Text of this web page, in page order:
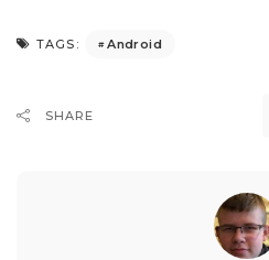
TAGS: Android
SHARE